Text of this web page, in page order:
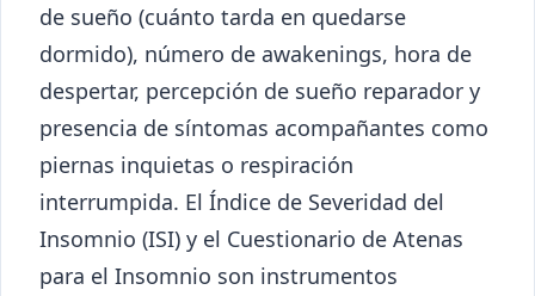
de sueño (cuánto tarda en quedarse
dormido), número de awakenings, hora de
despertar, percepción de sueño reparador y
presencia de síntomas acompañantes como
piernas inquietas o respiración
interrumpida. El Índice de Severidad del
Insomnio (ISI) y el Cuestionario de Atenas
para el Insomnio son instrumentos